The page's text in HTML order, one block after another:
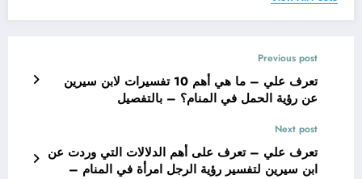
Previous post
تعرف علي – ما هي أهم 10 تفسيرات لابن سيرين
عن رؤية الحمل في المنام؟ – بالتفصيل
Next post
تعرف علي – تعرف على أهم الدلالات التي وردت عن
ابن سيرين لتفسير رؤية الرجل امرأة في المنام –